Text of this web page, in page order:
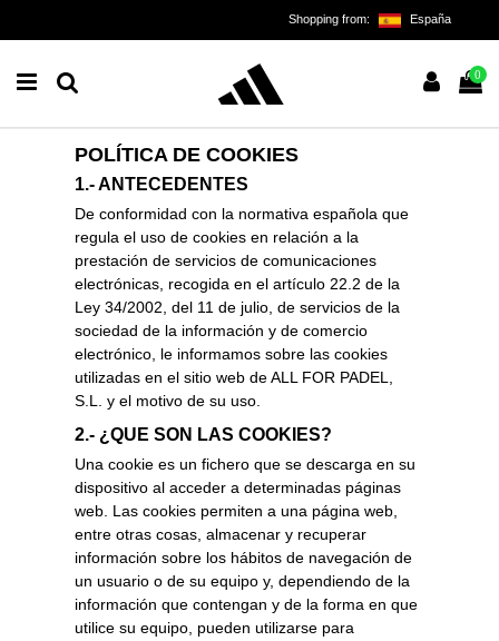
Shopping from: España
0
POLÍTICA DE COOKIES
1.- ANTECEDENTES
De conformidad con la normativa española que
regula el uso de cookies en relación a la
prestación de servicios de comunicaciones
electrónicas, recogida en el artículo 22.2 de la
Ley 34/2002, del 11 de julio, de servicios de la
sociedad de la información y de comercio
electrónico, le informamos sobre las cookies
utilizadas en el sitio web de ALL FOR PADEL,
S.L. y el motivo de su uso.
2.- ¿QUE SON LAS COOKIES?
Una cookie es un fichero que se descarga en su
dispositivo al acceder a determinadas páginas
web. Las cookies permiten a una página web,
entre otras cosas, almacenar y recuperar
información sobre los hábitos de navegación de
un usuario o de su equipo y, dependiendo de la
información que contengan y de la forma en que
utilice su equipo, pueden utilizarse para